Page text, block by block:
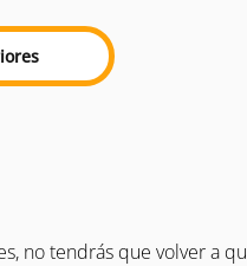
no tendrás que volver a